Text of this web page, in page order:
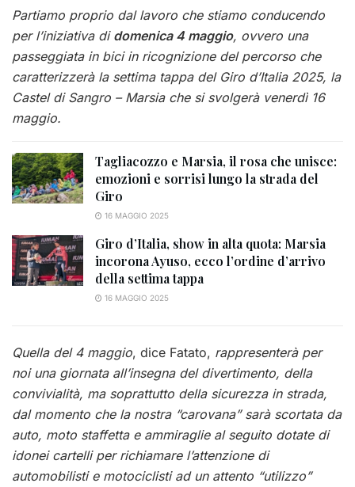
Partiamo proprio dal lavoro che stiamo conducendo
per l’iniziativa di domenica 4 maggio, ovvero una
passeggiata in bici in ricognizione del percorso che
caratterizzerà la settima tappa del Giro d’Italia 2025, la
Castel di Sangro – Marsia che si svolgerà venerdì 16
maggio.
Tagliacozzo e Marsia, il rosa che unisce:
emozioni e sorrisi lungo la strada del
Giro
16 MAGGIO 2025
Giro d’Italia, show in alta quota: Marsia
incorona Ayuso, ecco l’ordine d’arrivo
della settima tappa
16 MAGGIO 2025
Quella del 4 maggio, dice Fatato, rappresenterà per
noi una giornata all’insegna del divertimento, della
convivialità, ma soprattutto della sicurezza in strada,
dal momento che la nostra “carovana” sarà scortata da
auto, moto staffetta e ammiraglie al seguito dotate di
idonei cartelli per richiamare l’attenzione di
automobilisti e motociclisti ad un attento “utilizzo”